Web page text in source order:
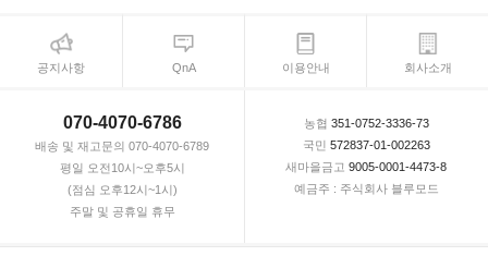
공지사항 QnA 이용안내 회사소개
070-4070-6786
배송 및 재고문의 070-4070-6789
평일 오전10시~오후5시
(점심 오후12시~1시)
주말 및 공휴일 휴무
농협 351-0752-3336-73
국민 572837-01-002263
새마을금고 9005-0001-4473-8
예금주 : 주식회사 블루모드